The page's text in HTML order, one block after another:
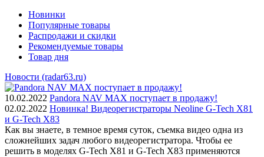
Новинки
Популярные товары
Распродажи и скидки
Рекомендуемые товары
Товар дня
Новости (radar63.ru)
10.02.2022 Pandora NAV MAX поступает в продажу!
02.02.2022 Новинка! Видеорегистраторы Neoline G-Tech X81
и G-Tech X83
Как вы знаете, в темное время суток, съемка видео одна из
сложнейших задач любого видеорегистратора. Чтобы ее
решить в моделях G-Tech X81 и G-Tech X83 применяются